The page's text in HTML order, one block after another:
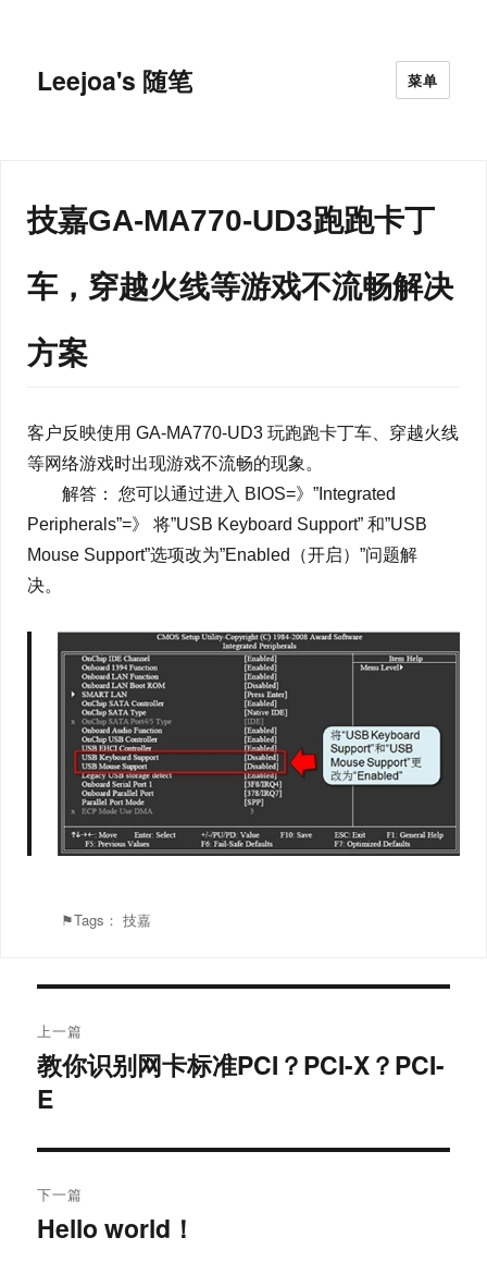
Leejoa's 随笔 菜单
技嘉GA-MA770-UD3跑跑卡丁
车，穿越火线等游戏不流畅解决
方案
客户反映使用 GA-MA770-UD3 玩跑跑卡丁车、穿越火线
等网络游戏时出现游戏不流畅的现象。
解答： 您可以通过进入 BIOS=》”Integrated
Peripherals”=》 将”USB Keyboard Support” 和”USB
Mouse Support”选项改为”Enabled（开启）”问题解
决。
⚑Tags： 技嘉
章
导
航
上一篇
上
篇
章：
教你识别网卡标准PCI？PCI-X？PCI-
E
下一篇
下
Hello world！